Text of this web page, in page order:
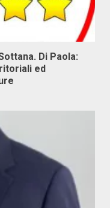
Di Paola:
ed